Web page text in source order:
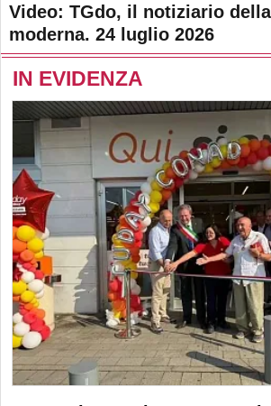
Video: TGdo, il notiziario
moderna. 24 luglio 2026
IN EVIDENZA